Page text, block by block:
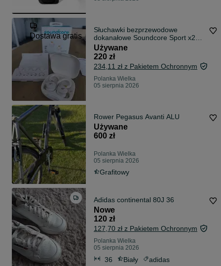
Dostawa gratis
Słuchawki bezprzewodowe
dokanałowe Soundcore Sport x20
ANC A3968G21 do 48H
Używane
220 zł
234,11 zł z Pakietem Ochronnym
Polanka Wielka
05 sierpnia 2026
Rower Pegasus Avanti ALU
Używane
600 zł
Polanka Wielka
05 sierpnia 2026
Grafitowy
Adidas continental 80J 36
Nowe
120 zł
127,70 zł z Pakietem Ochronnym
Polanka Wielka
05 sierpnia 2026
36 Biały adidas